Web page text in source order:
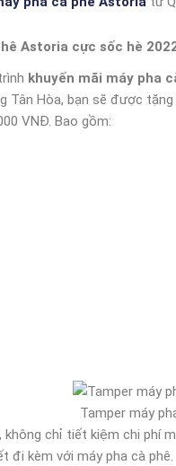
Astoria cực sốc hè
khuyến mãi máy pha
Tân Hòa, bạn sẽ được
VNĐ. Bao gồm:
Tamper máy
chỉ tiết kiệm chi phí
đi kèm với máy pha cà phê.